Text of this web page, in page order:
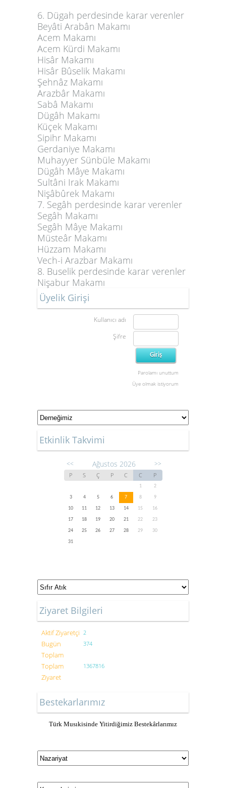
6. Dügah perdesinde karar verenler
Beyâti Arabân Makamı
Acem Makamı
Acem Kürdi Makamı
Hisâr Makamı
Hisâr Bûselik Makamı
Şehnâz Makamı
Arazbâr Makamı
Sabâ Makamı
Dügâh Makamı
Küçek Makamı
Sipihr Makamı
Gerdaniye Makamı
Muhayyer Sünbüle Makamı
Dügâh Mâye Makamı
Sultâni Irak Makamı
Nişâbûrek Makamı
7. Segâh perdesinde karar verenler
Segâh Makamı
Segâh Mâye Makamı
Müsteâr Makamı
Hüzzam Makamı
Vech-i Arazbar Makamı
8. Buselik perdesinde karar verenler
Nişabur Makamı
Üyelik Girişi
Kullanıcı adı
Şifre
Parolamı unuttum
Üye olmak istiyorum
Etkinlik Takvimi
<< Ağustos 2026 >>
P S Ç P C C P
1
2
3
4 5 6 7 8
9
10
11 12 13 14 15
16
17
18 19 20 21 22
23
24
25 26 27 28 29
30
31
Ziyaret Bilgileri
Aktif Ziyaretçi 2
Bugün
Toplam
374
Toplam
Ziyaret
1367816
Bestekarlarımız
Türk Musıkisinde Yitirdiğimiz Bestekârlarımız